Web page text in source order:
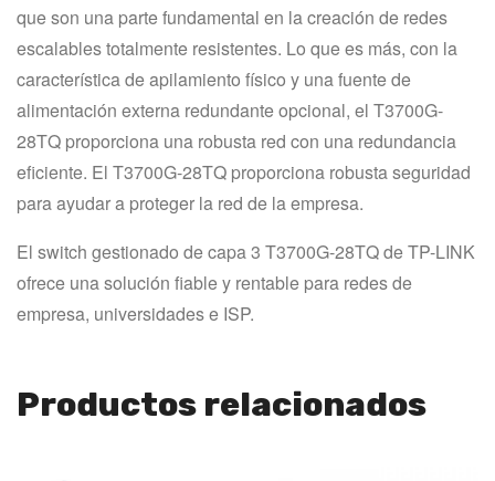
que son una parte fundamental en la creación de redes
escalables totalmente resistentes. Lo que es más, con la
característica de apilamiento físico y una fuente de
alimentación externa redundante opcional, el T3700G-
28TQ proporciona una robusta red con una redundancia
eficiente. El T3700G-28TQ proporciona robusta seguridad
para ayudar a proteger la red de la empresa.
El switch gestionado de capa 3 T3700G-28TQ de TP-LINK
ofrece una solución fiable y rentable para redes de
empresa, universidades e ISP.
Productos relacionados